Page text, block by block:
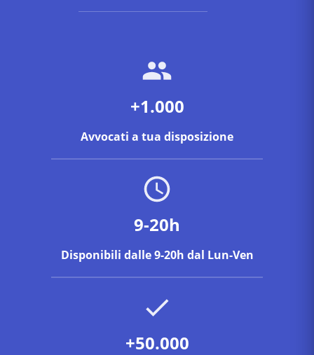
+1.000
Avvocati a tua disposizione
9-20h
Disponibili dalle 9-20h dal Lun-Ven
+50.000